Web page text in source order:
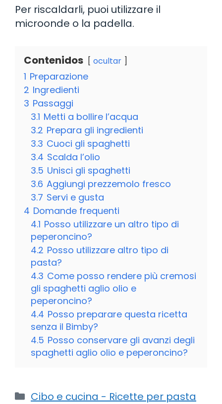
Per riscaldarli, puoi utilizzare il
microonde o la padella.
Contenidos ocultar
1 Preparazione
2 Ingredienti
3 Passaggi
3.1 Metti a bollire l’acqua
3.2 Prepara gli ingredienti
3.3 Cuoci gli spaghetti
3.4 Scalda l’olio
3.5 Unisci gli spaghetti
3.6 Aggiungi prezzemolo fresco
3.7 Servi e gusta
4 Domande frequenti
4.1 Posso utilizzare un altro tipo di
peperoncino?
4.2 Posso utilizzare altro tipo di
pasta?
4.3 Come posso rendere più cremosi
gli spaghetti aglio olio e
peperoncino?
4.4 Posso preparare questa ricetta
senza il Bimby?
4.5 Posso conservare gli avanzi degli
spaghetti aglio olio e peperoncino?
Categorie
Cibo e cucina - Ricette per pasta